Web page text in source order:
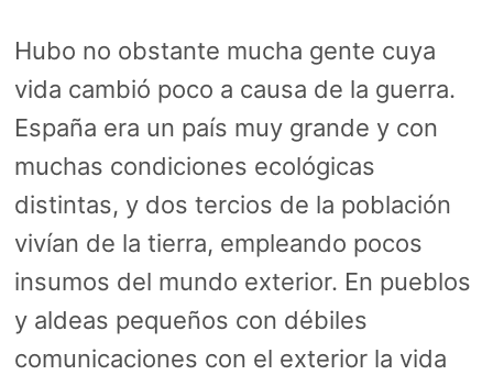
Hubo no obstante mucha gente cuya
vida cambió poco a causa de la guerra.
España era un país muy grande y con
muchas condiciones ecológicas
distintas, y dos tercios de la población
vivían de la tierra, empleando pocos
insumos del mundo exterior. En pueblos
y aldeas pequeños con débiles
comunicaciones con el exterior la vida